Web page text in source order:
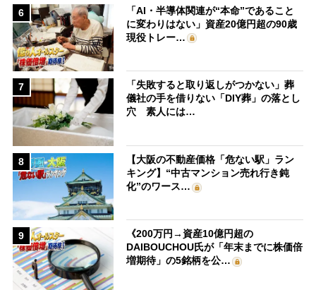
6
「AI・半導体関連が“本命”であること
に変わりはない」資産20億円超の90歳
現役トレー…
7
「失敗すると取り返しがつかない」葬
儀社の手を借りない「DIY葬」の落とし
穴 素人には…
8
【大阪の不動産価格「危ない駅」ラン
キング】“中古マンション売れ行き鈍
化”のワース…
9
《200万円→資産10億円超の
DAIBOUCHOU氏が「年末までに株価倍
増期待」の5銘柄を公…